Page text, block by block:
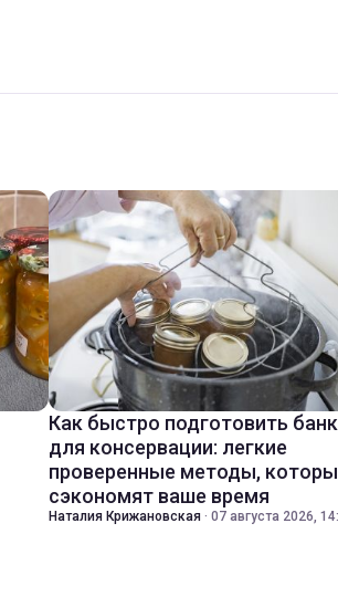
Как быстро подготовить
для консервации: легкие
проверенные методы,
сэкономят ваше время
Наталия Крижановская · 07 августа 2026,